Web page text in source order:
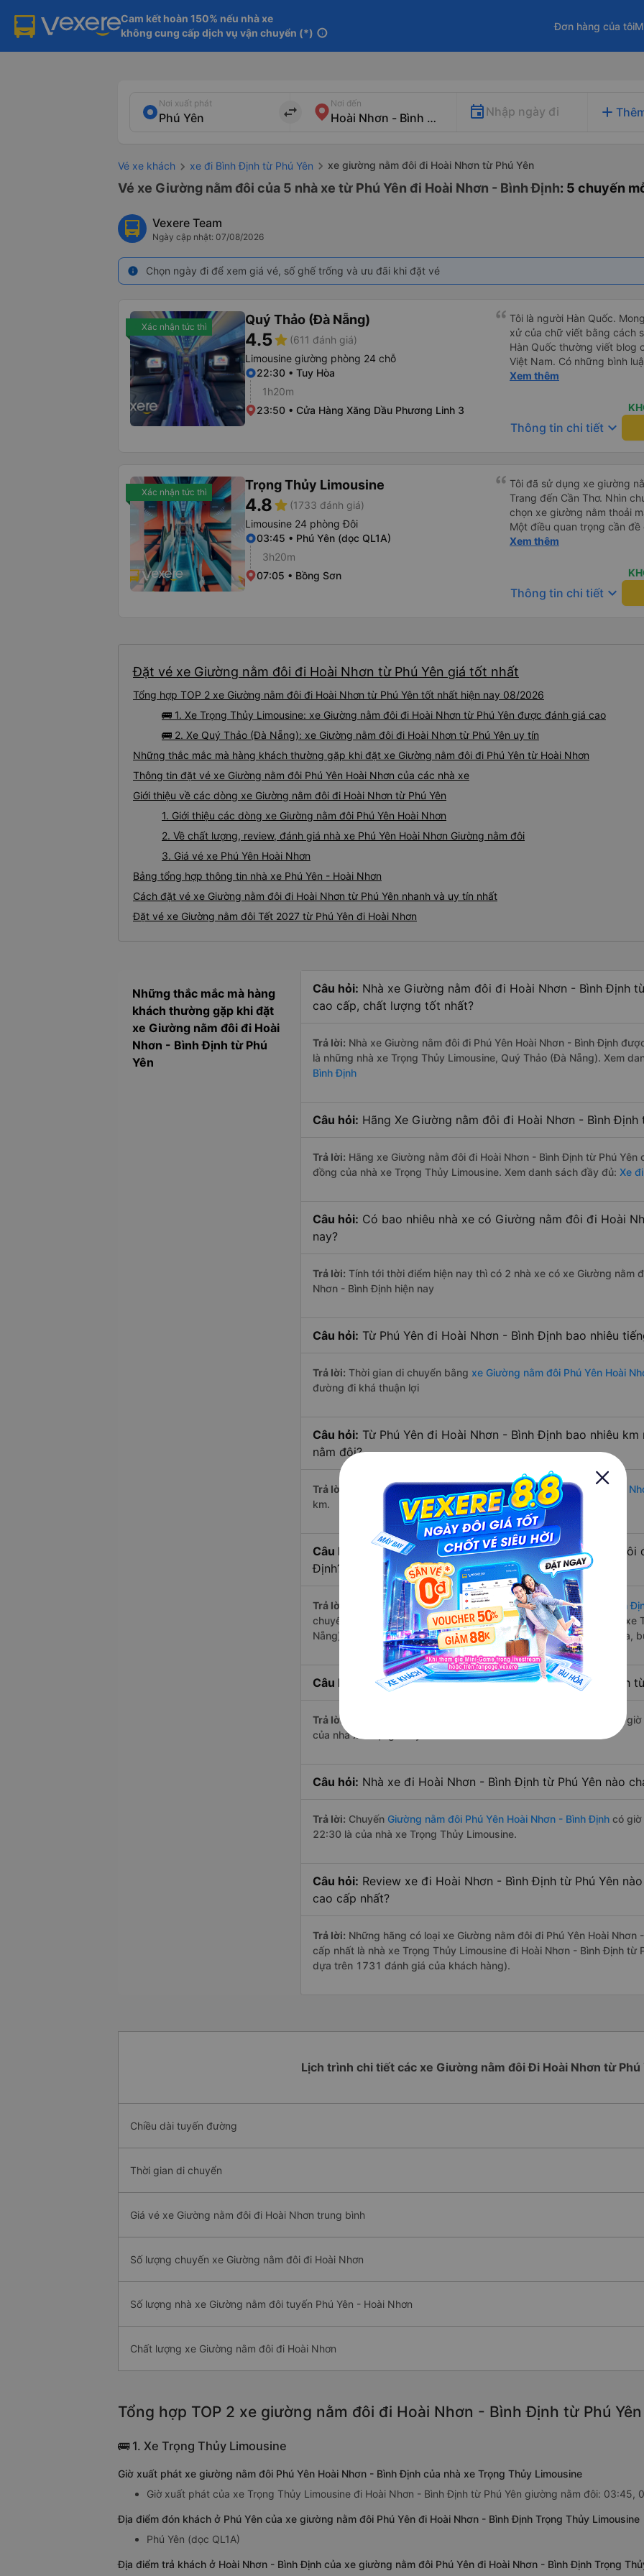
Cam kết hoàn 150% nếu nhà xe
không cung cấp dịch vụ vận chuyển (*) info
Đơn hàng của tôi
Nơi xuất phát
import_export
Nơi đến
Nhập ngày đi add
Vé xe khách xe đi Bình Định từ Phú Yên xe giường nằm đôi đi Hoài Nhơn từ Phú Yên
Vé xe Giường nằm đôi của 5 nhà xe từ Phú Yên đi Hoài Nhơn - Bình Định: 5 chuyến
Vexere Team
Ngày cập nhật: 07/08/2026
info Chọn ngày đi để xem giá vé, số ghế trống và ưu đãi khi đặt vé
Xác nhận tức thì Quý Thảo (Đà Nẵng)
4.5star (611 đánh giá)
Limousine giường phòng 24 chỗ
22:30 • Tuy Hòa
1h20m
23:50 • Cửa Hàng Xăng Dầu Phương Linh 3
Tôi là người Hàn Quốc.
xử của chữ viết bằng cách
Hàn Quốc thường viết blog
Việt Nam. Có những bình
bình luận khen vất vả nên
sạch sẽ, tài xế rất thân
thơm nữa. Mình đề cử bài này. 제 리뷰를 보시게 되는
들께 정보를 드리자면 저는
다. 뭐 경적소리야 베트남에
요. 기사님 친절하시구요, 버
객들도 버스안에서 담배피는 사람 없어요 휴
도 저 있는지 없는지 체크해
다리를 쭉 펴지는 못해요. 뭐
습니다 : )
Xem thêm
Thông tin chi tiết keyboard_arrow_down
Xác nhận tức thì Trọng Thủy Limousine
4.8star (1733 đánh giá)
Limousine 24 phòng Đôi
03:45 • Phú Yên (dọc QL1A)
3h20m
07:05 • Bồng Sơn
Tôi đã sử dụng xe giường
Trang đến Cần Thơ. Nhìn
chọn xe giường nằm thoải
Một điều quan trọng cần đề
xe, điều này có thể gây khó
chuyến đi vẫn khá thoải
(hôm qua) rất tốt. Mặc dù
nhưng công ty đã thông
khoảng 4:00 sáng và 9:00
cấp bàn chải đánh răng, đó
nghỉ đêm nào cho đến
chịu. Có vẻ như lịch trình
tương lai. Nhìn chung, tôi
dịch vụ xe buýt giường nằm
Xem thêm
Thông tin chi tiết keyboard_arrow_down
Đặt vé xe Giường nằm đôi đi Hoài Nhơn từ Phú Yên giá tốt nhất
Tổng hợp TOP 2 xe Giường nằm đôi đi Hoài Nhơn từ Phú Yên tốt nhất hiện nay 08/2026
🚌 1. Xe Trọng Thủy Limousine: xe Giường nằm đôi đi Hoài Nhơn từ Phú Yên được đánh giá cao
🚌 2. Xe Quý Thảo (Đà Nẵng): xe Giường nằm đôi đi Hoài Nhơn từ Phú Yên uy tín
Những thắc mắc mà hàng khách thường gặp khi đặt xe Giường nằm đôi đi Phú Yên từ Hoài Nhơn
Thông tin đặt vé xe Giường nằm đôi Phú Yên Hoài Nhơn của các nhà xe
Giới thiệu về các dòng xe Giường nằm đôi đi Hoài Nhơn từ Phú Yên
1. Giới thiệu các dòng xe Giường nằm đôi Phú Yên Hoài Nhơn
2. Về chất lượng, review, đánh giá nhà xe Phú Yên Hoài Nhơn Giường nằm đôi
3. Giá vé xe Phú Yên Hoài Nhơn
Bảng tổng hợp thông tin nhà xe Phú Yên - Hoài Nhơn
Cách đặt vé xe Giường nằm đôi đi Hoài Nhơn từ Phú Yên nhanh và uy tín nhất
Đặt vé xe Giường nằm đôi Tết 2027 từ Phú Yên đi Hoài Nhơn
Những thắc mắc mà hàng
khách thường gặp khi đặt
xe Giường nằm đôi đi Hoài
Nhơn - Bình Định từ Phú
Yên
Câu hỏi: Nhà xe Giường nằm đôi đi Hoài Nhơn - Bình Định
cao cấp, chất lượng tốt nhất?
Trả lời: Nhà xe Giường nằm đôi đi Phú Yên Hoài Nhơn - Bình Định
là những nhà xe Trọng Thủy Limousine, Quý Thảo (Đà Nẵng). Xem
Bình Định
Câu hỏi: Hãng Xe Giường nằm đôi đi Hoài Nhơn - Bình Định
Trả lời: Hãng xe Giường nằm đôi đi Hoài Nhơn - Bình Định từ Phú
đồng của nhà xe Trọng Thủy Limousine. Xem danh sách đầy đủ: Xe
Câu hỏi: Có bao nhiêu nhà xe có Giường nằm đôi đi Hoài
nay?
Trả lời: Tính tới thời điểm hiện nay thì có 2 nhà xe có xe Giường nằm
Nhơn - Bình Định hiện nay
Câu hỏi: Từ Phú Yên đi Hoài Nhơn - Bình Định bao nhiêu
Trả lời: Thời gian di chuyển bằng xe Giường nằm đôi Phú Yên Hoài
đường đi khá thuận lợi
Câu hỏi: Từ Phú Yên đi Hoài Nhơn - Bình Định bao nhiêu
nằm đôi?
Trả lời: Đường di chuyển bằngxe Giường nằm đôi đi Phú Yên Hoài
km.
Câu hỏi:
Mỗi ngày có bao nhiêu chuyến xe Giường nằm đôi
Định?
Trả lời: Tuyến đườngxe Giường nằm đôi Phú Yên Hoài Nhơn - Bình
chuyến trên
Vexere.combắt đầu từ 3:45 đến 22:30 bởi 2 nhà xe: xe
Nẵng) vận hành. Các giờ xe chạy có đầy đủ cả ban ngày, buổi trưa,
Câu hỏi: Nhà xe Giường nằm đôi đi Hoài Nhơn - Bình Định
Trả lời:
có
của nhà xe Trọng Thủy Limousine.
Câu hỏi: Nhà xe đi Hoài Nhơn - Bình Định từ Phú Yên nào
Trả lời: Chuyến Giường nằm đôi Phú Yên Hoài Nhơn - Bình Định có giờ
22:30 là của nhà xe Trọng Thủy Limousine.
Câu hỏi: Review xe đi Hoài Nhơn - Bình Định từ Phú Yên
cao cấp nhất?
Trả lời: Những hãng có loại xe Giường nằm đôi đi Phú Yên Hoài
cấp nhất là nhà xe Trọng Thủy Limousine đi Hoài Nhơn - Bình Định
dựa trên 1731 đánh giá của khách hàng).
Lịch trình chi tiết các xe Giường nằm đôi Đi Hoài Nhơn từ Phú
Chiều dài tuyến đường
Thời gian di chuyển
Giá vé xe Giường nằm đôi đi Hoài Nhơn trung bình
Số lượng chuyến xe Giường nằm đôi đi Hoài Nhơn
Số lượng nhà xe Giường nằm đôi tuyến Phú Yên - Hoài Nhơn
Chất lượng xe Giường nằm đôi đi Hoài Nhơn
Tổng hợp TOP 2 xe giường nằm đôi đi Hoài Nhơn - Bình Định từ Phú
🚌 1. Xe Trọng Thủy Limousine
Giờ xuất phát xe giường nằm đôi Phú Yên Hoài Nhơn - Bình Định của nhà xe Trọng Thủy Limousine
Giờ xuất phát của xe Trọng Thủy Limousine đi Hoài Nhơn - Bình Định từ Phú Yên giường nằm đôi: 03:45,
Địa điểm đón khách ở Phú Yên của xe giường nằm đôi Phú Yên đi Hoài Nhơn - Bình Định Trọng Thủy Limousine
Phú Yên (dọc QL1A)
Địa điểm trả khách ở Hoài Nhơn - Bình Định của xe giường nằm đôi Phú Yên đi Hoài Nhơn - Bình Định Trọng